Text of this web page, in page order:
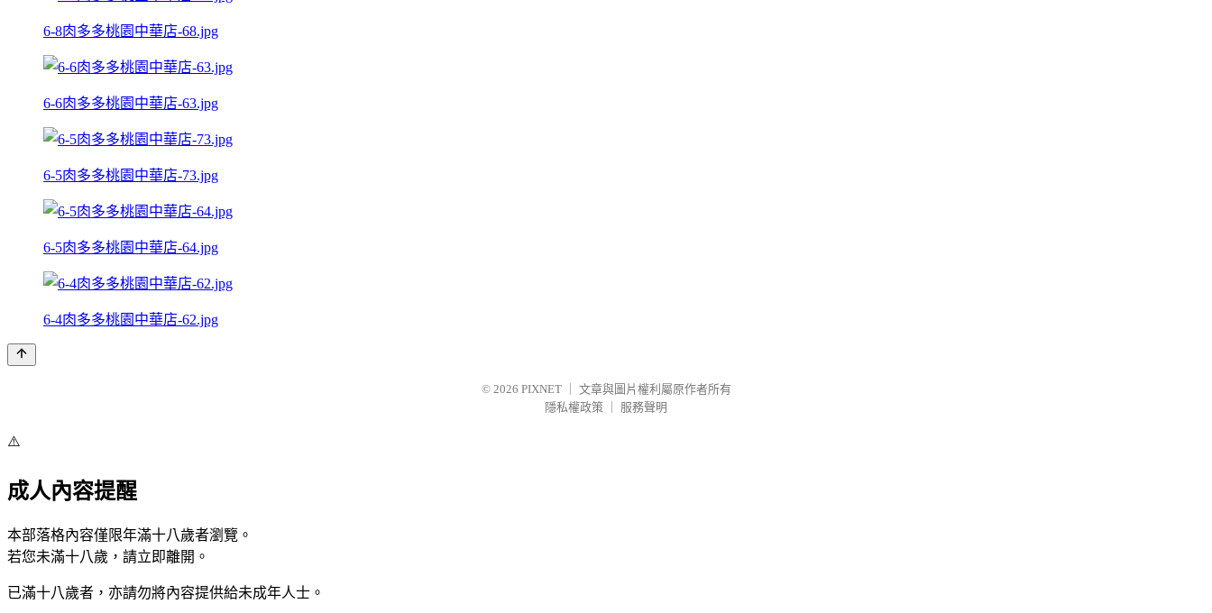
6-8肉多多桃園中華店-68.jpg
6-6肉多多桃園中華店-63.jpg
6-5肉多多桃園中華店-73.jpg
6-5肉多多桃園中華店-64.jpg
6-4肉多多桃園中華店-62.jpg
© 2026 PIXNET
文章與圖片權利屬原作者所有
隱私權政策
服務聲明
⚠️
成人內容提醒
本部落格內容僅限年滿十八歲者瀏覽。
若您未滿十八歲，請立即離開。
已滿十八歲者，亦請勿將內容提供給未成年人士。